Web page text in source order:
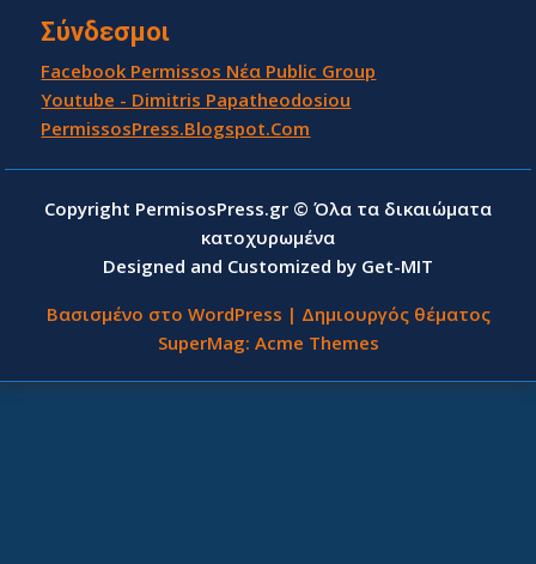
Σύνδεσμοι
Facebook Permissos Νέα Public Group
Youtube - Dimitris Papatheodosiou
PermissosPress.Blogspot.Com
Copyright PermisosPress.gr © Όλα τα δικαιώματα
κατοχυρωμένα
Designed and Customized by Get-MIT
Βασισμένο στο WordPress | Δημιουργός θέματος
SuperMag: Acme Themes